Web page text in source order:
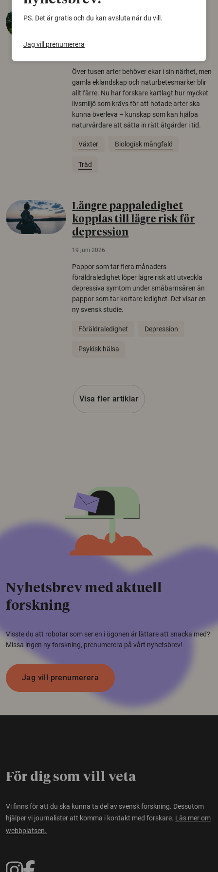
Över tusen arter behöver ekar i sin närhet, men
gamla eklandskap och naturbetesmarker blir
allt färre. Nu har forskare kartlagt hur mycket
livsmiljö som krävs för att hotade arter ska
kunna överleva – kunskap som kan hjälpa
naturvårdare att sätta in rätt åtgärder i tid.
Växter Biologisk mångfald
Träd
Längre pappaledighet
kopplas till lägre risk för
depression
19 juni 2026
Pappor som tar flera månaders
föräldraledighet löper lägre risk att utveckla
depressiva symtom under småbarnsåren än
pappor som tar kortare ledighet. Det visar en
ny svensk studie.
Föräldraledighet Depression
Psykisk hälsa
Visa fler artiklar
Nyhetsbrev med aktuell
forskning
Visste du att robotar som ser en i ögonen är lättare att snacka med?
Missa ingen ny forskning, prenumerera på vårt nyhetsbrev!
Jag vill prenumerera
För dig som vill veta
Vi finns för att du ska kunna ta del av svensk forskning. Dessutom
hjälper vi journalister att komma i kontakt med forskare. Läs mer om
webbplatsen.
PS. Det är gratis och du kan avsluta när du vill.
Jag vill prenumerera